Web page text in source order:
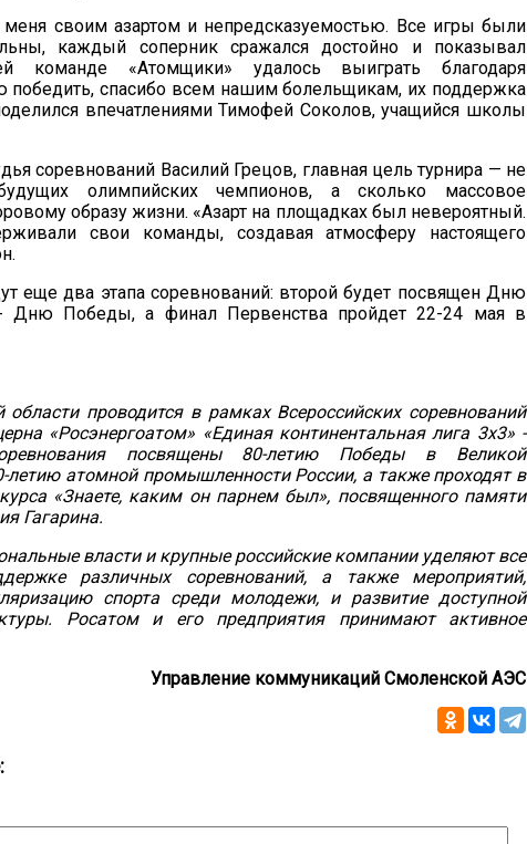
меня своим азартом и непредсказуемостью. Все игры были
каждый соперник сражался достойно и показывал
команде «Атомщики» удалось выиграть благодаря
победить, спасибо всем нашим болельщикам, их поддержка
впечатлениями Тимофей Соколов, учащийся школы
соревнований Василий Грецов, главная цель турнира — не
олимпийских чемпионов, а сколько массовое
образу жизни. «Азарт на площадках был невероятный.
свои команды, создавая атмосферу настоящего
еще два этапа соревнований: второй будет посвящен Дню
- Дню Победы, а финал Первенства пройдет 22-24 мая в
области проводится в рамках Всероссийских соревнований
«Росэнергоатом» «Единая континентальная лига 3х3» -
посвящены 80-летию Победы в Великой
летию атомной промышленности России, а также проходят в
«Знаете, каким он парнем был», посвященного памяти
Гагарина.
власти и крупные российские компании уделяют все
различных соревнований, а также мероприятий,
спорта среди молодежи, и развитие доступной
Росатом и его предприятия принимают активное
Управление коммуникаций Смоленской АЭС